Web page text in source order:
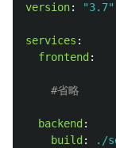
version: "3.7"
services :
frontend :
#省略
backend :
build :
./